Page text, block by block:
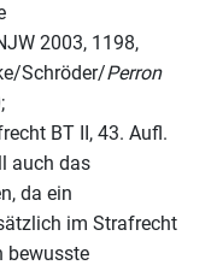
2003, 1198,
Schröder/Perron
BT II, 43. Aufl.
auch das
da ein
im Strafrecht
bewusste